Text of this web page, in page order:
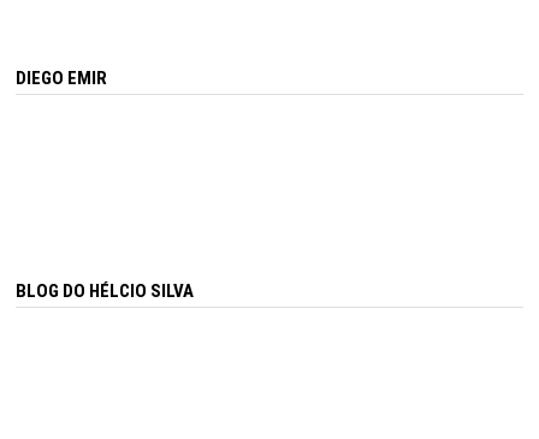
DIEGO EMIR
BLOG DO HÉLCIO SILVA